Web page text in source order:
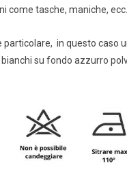
come tasche, maniche, ecc..
particolare, in questo caso
su fondo azzurro